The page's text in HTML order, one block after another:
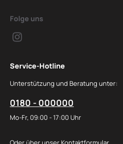
Folge uns
Service-Hotline
Unterstützung und Beratung unter:
0180 - 000000
Mo-Fr, 09:00 - 17:00 Uhr